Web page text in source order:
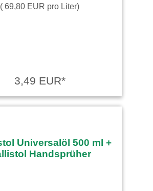
( 69,80 EUR pro Liter)
3,49 EUR*